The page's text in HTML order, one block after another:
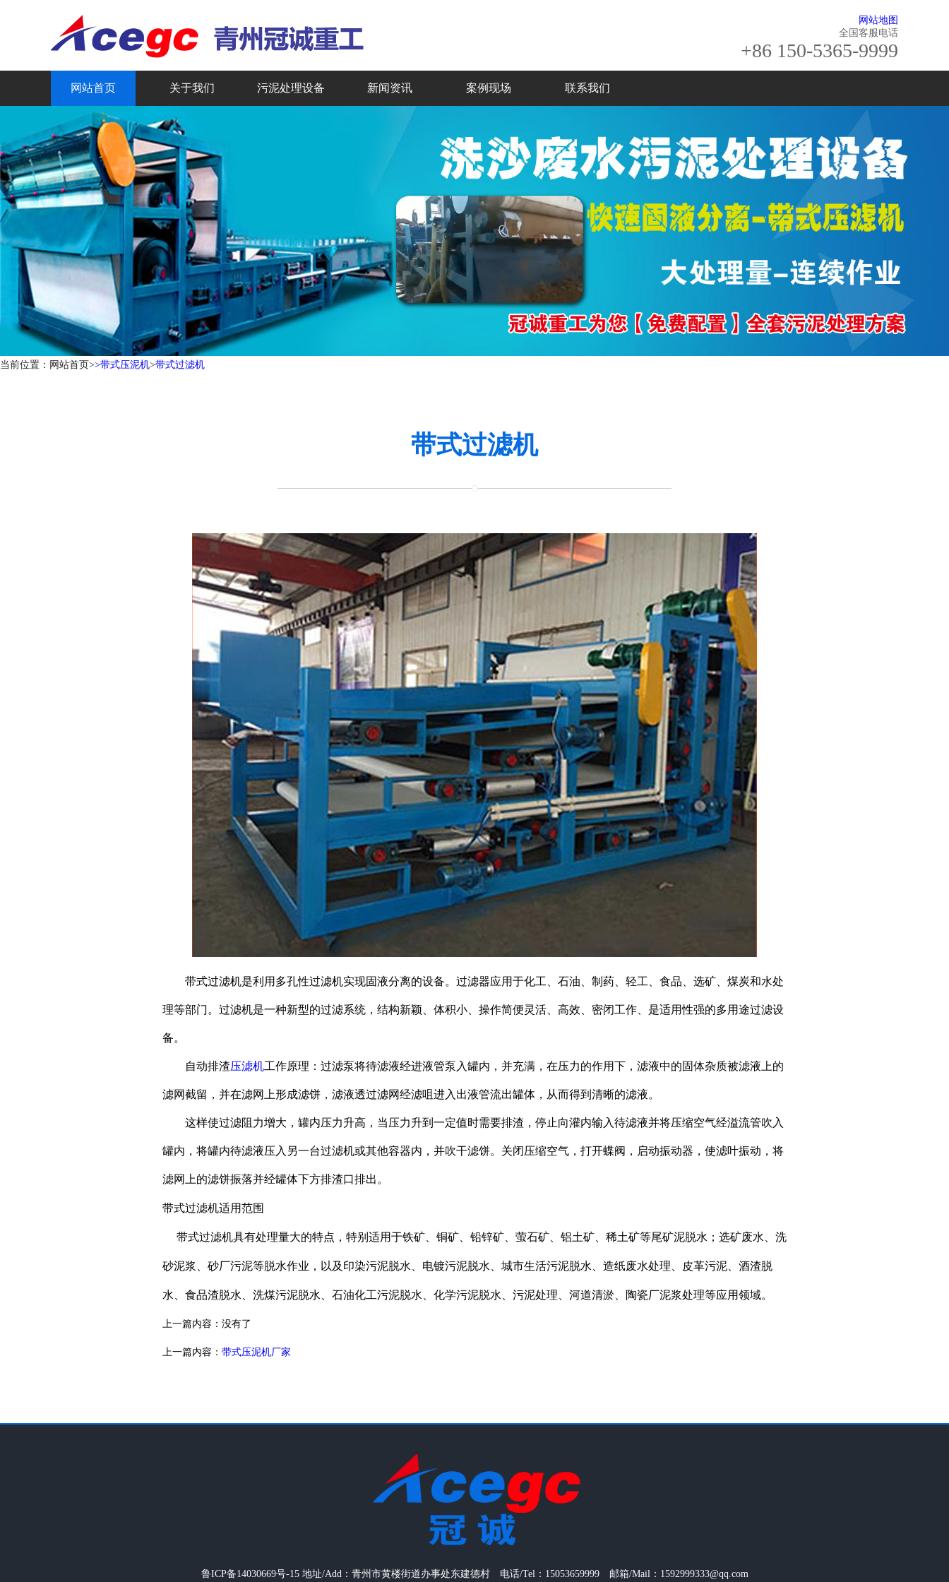
网站地图
全国客服电话
+86 150-5365-9999
网站首页 关于我们 污泥处理设备 新闻资讯 案例现场 联系我们
当前位置：网站首页>>带式压泥机>带式过滤机
带式过滤机
带式过滤机是利用多孔性过滤机实现固液分离的设备。过滤器应用于化工、石油、制药、轻工、食品、选矿、煤炭和水处
理等部门。过滤机是一种新型的过滤系统，结构新颖、体积小、操作简便灵活、高效、密闭工作、是适用性强的多用途过滤设
备。
自动排渣压滤机工作原理：过滤泵将待滤液经进液管泵入罐内，并充满，在压力的作用下，滤液中的固体杂质被滤液上的
滤网截留，并在滤网上形成滤饼，滤液透过滤网经滤咀进入出液管流出罐体，从而得到清晰的滤液。
这样使过滤阻力增大，罐内压力升高，当压力升到一定值时需要排渣，停止向灌内输入待滤液并将压缩空气经溢流管吹入
罐内，将罐内待滤液压入另一台过滤机或其他容器内，并吹干滤饼。关闭压缩空气，打开蝶阀，启动振动器，使滤叶振动，将
滤网上的滤饼振落并经罐体下方排渣口排出。
带式过滤机适用范围
带式过滤机具有处理量大的特点，特别适用于铁矿、铜矿、铅锌矿、萤石矿、铝土矿、稀土矿等尾矿泥脱水；选矿废水、洗
砂泥浆、砂厂污泥等脱水作业，以及印染污泥脱水、电镀污泥脱水、城市生活污泥脱水、造纸废水处理、皮革污泥、酒渣脱
水、食品渣脱水、洗煤污泥脱水、石油化工污泥脱水、化学污泥脱水、污泥处理、河道清淤、陶瓷厂泥浆处理等应用领域。
上一篇内容：没有了
上一篇内容： 带式压泥机厂家
鲁ICP备14030669号-15地址/Add：青州市黄楼街道办事处东建德村 电话/Tel：15053659999 邮箱/Mail：1592999333@qq.com